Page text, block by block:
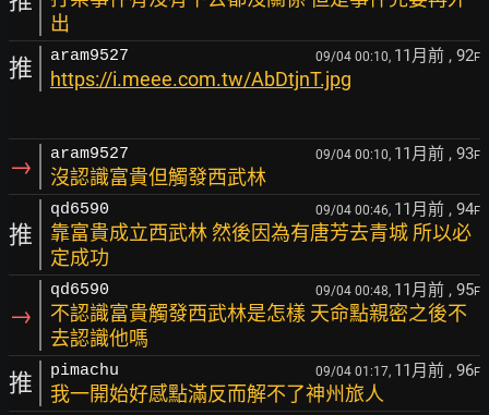
出
推 aram9527 09/04 00:10, 11月前 , 92F
https://i.meee.com.tw/AbDtjnT.jpg
→ aram9527 09/04 00:10, 11月前 , 93F
沒認識富貴但觸發西武林
推
qd6590 09/04 00:46, 11月前 , 94F
靠富貴成立西武林 然後因為有唐芳去青城 所以必
定成功
→
qd6590 09/04 00:48, 11月前 , 95F
不認識富貴觸發西武林是怎樣 天命點親密之後不
去認識他嗎
推 pimachu 09/04 01:17, 11月前 , 96F
我一開始好感點滿反而解不了神州旅人